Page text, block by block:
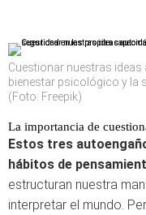
Cuestionar nuestras
bienestar psicológico y la
(Foto: Freepik)
La importancia de
Estos tres
hábitos de
estructuran nuestra
interpretar el mundo.